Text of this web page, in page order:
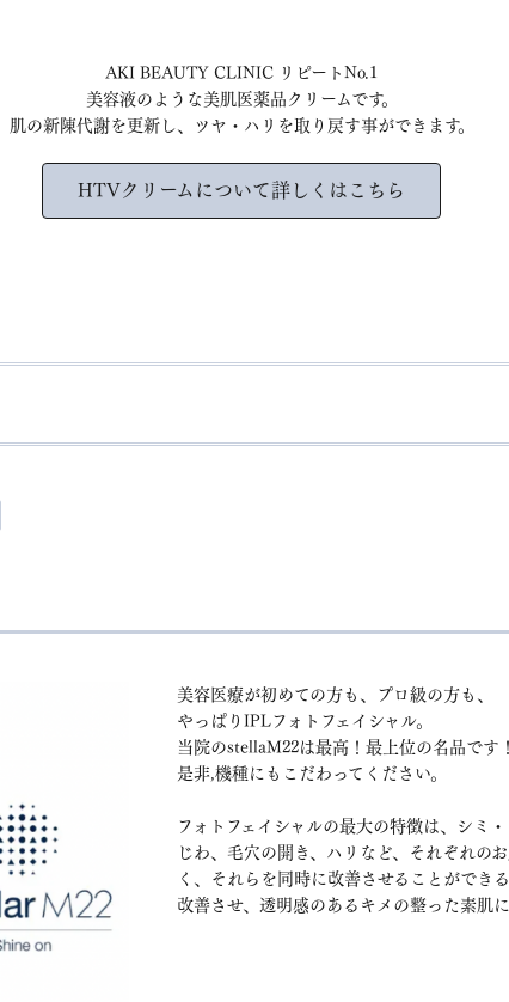
AKI BEAUTY CLINIC リピートNo.1
美容液のような美肌医薬品クリームです。
肌の新陳代謝を更新し、ツヤ・ハリを取り戻す事ができます。
HTVクリームについて詳しくはこちら
美容医療が初めての方も、プロ級の方も、
やっぱりIPLフォトフェイシャル。
当院のstellaM22は最高！最上位の名品です
是非,機種にもこだわってください。
フォトフェイシャルの最大の特徴は、シミ
じわ、毛穴の開き、ハリなど、それぞれの
く、それらを同時に改善させることができ
改善させ、透明感のあるキメの整った素肌